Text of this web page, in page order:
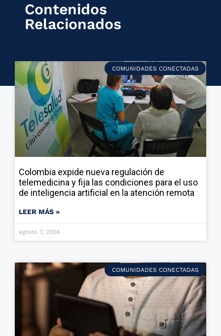
Contenidos
Relacionados
COMUNIDADES CONECTADAS
Colombia expide nueva regulación de
telemedicina y fija las condiciones para el uso
de inteligencia artificial en la atención remota
LEER MÁS »
agosto 7, 2026
COMUNIDADES CONECTADAS